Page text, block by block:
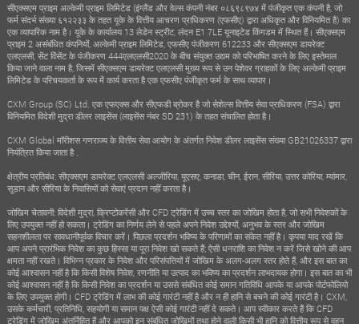
सीएक्सएम प्राइम अल्केमी प्राइम लिमिटेड (इंग्लैंड और वेल्स कंपनी नंबर ०८६९८९७४ में पंजीकृत एक कंपनी है, जो
फर्म संदर्भ संख्या ६१२२३३ के तहत यूके के वित्तीय आचरण प्राधिकरण (एफसीए) द्वारा अधिकृत और विनियमित है) का
एक व्यापारिक नाम है। यूके के कार्यालय 13 लेडेन स्ट्रीट, लंदन E1 7LE यूनाइटेड किंगडम में स्थित हैं। सीएक्सएम
प्राइम 2 असंबंधित कंपनियों, अल्केमी प्राइम लिमिटेड, एफसीए पंजीकरण 612233 और सीएक्सएम डायरेक्ट
एलएलसी, सेंट विंसेंट के पंजीकरण 444एलएलसी2020 के बीच संयुक्त उद्यम को परिभाषित करने के लिए इस्तेमाल
किया जाने वाला नाम है, जिसमें सीएक्सएम डायरेक्ट एलएलसी मुख्य रूप से उन पेशेवर ग्राहकों के लिए अल्केमी प्राइम
लिमिटेड के परिचयकर्ता के रूप में कार्य करता है एक एफसीए पंजीकृत फर्म के साथ व्यापार।
CXM Group (SC) Ltd. एक एफएक्स और सीएफडी ब्रोकर है जो सेशेल्स वित्तीय सेवा प्राधिकरण (FSA) द्वारा
विनियमित विदेशी मुद्रा डीलर लाइसेंस (लाइसेंस नंबर SD 231) के तहत संचालित होता है।
CXM Global मॉरीशस गणराज्य के वित्तीय सेवा आयोग के अंतर्गत निवेश डीलर लाइसेंस संख्या GB21026337 द्वारा
नियंत्रित किया जाता है .
क्षेत्रीय प्रतिबंध: सीएक्सएम डायरेक्ट एलएलसी अल्जीरिया, यूएसए, कनाडा, चीन, ईरान, सीरिया, उत्तर कोरिया, म्यांमार,
सूडान और सीरिया के निवासियों को सेवाएं प्रदान नहीं करता है।
जोखिम चेतावनी: विदेशी मुद्रा, क्रिप्टोकरेंसी और CFD ट्रेडिंग में उच्च स्तर का जोखिम होता है, जो सभी निवेशकों के
लिए उपयुक्त नहीं हो सकता। ट्रेडिंग का निर्णय लेने से पहले अपने निवेश उद्देश्यों, अनुभव के स्तर और जोखिम
सहनशीलता पर सावधानीपूर्वक विचार करें। पिछला प्रदर्शन भविष्य के परिणामों का संकेत नहीं है। कृपया याद रखें कि
आप अपने प्रारंभिक निवेश का कुछ हिस्सा या पूरा निवेश खो सकते हैं; ऐसी धनराशि का निवेश न करें जिसे खोने की आप
क्षमता नहीं रखते। विभिन्न प्रकार के निवेश और परिसंपत्तियों में जोखिम के अलग-अलग स्तर होते हैं, और इस बात का
कोई आश्वासन नहीं है कि किसी विशेष निवेश, रणनीति या उत्पाद का भविष्य का प्रदर्शन लाभदायक होगा। इस बात का भी
कोई आश्वासन नहीं है कि किसी निवेश का प्रदर्शन या उससे संबंधित कोई समान गतिविधि आपके या आपके पोर्टफोलियो
के लिए उपयुक्त होगी। CFD ट्रेडिंग में लाभ की कोई गारंटी नहीं है और न ही हानि से बचने की कोई गारंटी है। CXM,
उसके कर्मचारी, प्रतिनिधि, सहयोगी या समान पक्ष ऐसी कोई गारंटी नहीं दे सकते। आप स्वीकार करते हैं कि CFD
ट्रेडिंग में जोखिम अंतर्निहित हैं और आपको इन संबंधित जोखिमों तथा होने वाली किसी भी हानि को वित्तीय रूप से वहन